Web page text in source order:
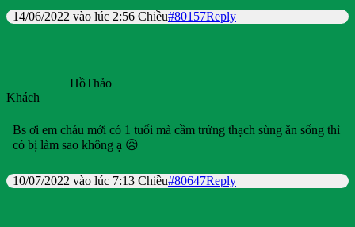
14/06/2022 vào lúc 2:56 Chiều#80157Reply
HồThảo
Khách
Bs ơi em cháu mới có 1 tuổi mà cầm trứng thạch sùng ăn sống thì
có bị làm sao không ạ 😥
10/07/2022 vào lúc 7:13 Chiều#80647Reply